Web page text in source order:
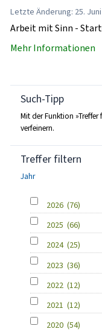
Letzte Änderung: 25.
Arbeit mit Sinn -
Mehr Informationen
Such-Tipp
Mit der Funktion
verfeinern.
Treffer filtern
Jahr
2026 (76)
2025 (66)
2024 (25)
2023 (36)
2022 (12)
2021 (12)
2020 (54)